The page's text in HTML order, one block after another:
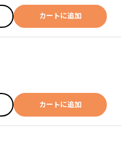
カートに追加
カートに追加